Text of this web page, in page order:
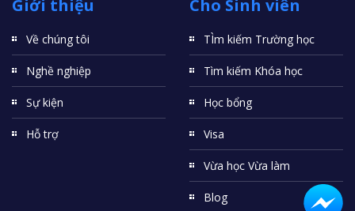
Giới thiệu
Về chúng tôi
Nghề nghiệp
Sự kiện
Hỗ trợ
Cho Sinh viên
TÌm kiếm Trường học
Tìm kiếm Khóa học
Học bổng
Visa
Vừa học Vừa làm
Blog